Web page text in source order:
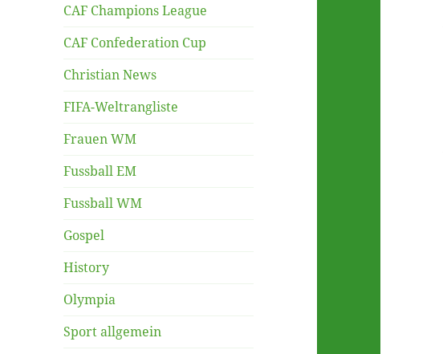
CAF Champions League
CAF Confederation Cup
Christian News
FIFA-Weltrangliste
Frauen WM
Fussball EM
Fussball WM
Gospel
History
Olympia
Sport allgemein